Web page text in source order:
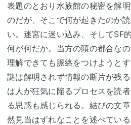
表題のとおり水族館の秘密を解
のだが、そこで何が起きたのか
い。迷宮に迷い込み、そして
何が何だか。当方の頭の都合な
理解できても脈絡をつけようとす
謎は解明されず情報の断片が残
は人が狂気に陥るプロセスを読
る思惑も感じられる。結びの文
然見当はずれなことを述べてい